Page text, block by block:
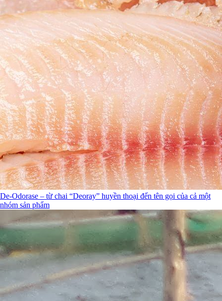
De-Odorase – từ chai “Deoray” huyền thoại đến tên gọi của cả một
nhóm sản phẩm